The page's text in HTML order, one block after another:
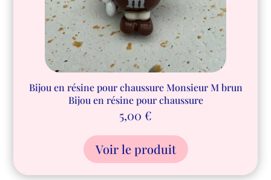
Bijou en résine pour chaussure Monsieur M brun
Bijou en résine pour chaussure
5,00 €
Voir le produit